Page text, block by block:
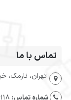
تماس با ما
تهران، نارمک،
شماره تماس: